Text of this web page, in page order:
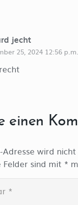
jecht
25, 2024 12:56 p.m.
einen
Adresse wird
Felder sind mit *